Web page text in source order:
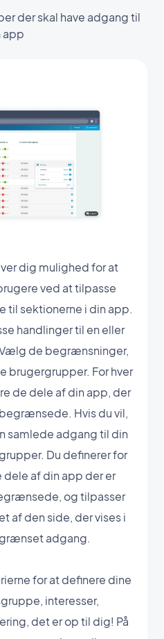
der skal have adgang til
app
dig mulighed for at
ved at tilpasse
til sektionerne i din app.
handlinger til en eller
de begrænsninger,
brugergrupper. For hver
de dele af din app, der
Hvis du vil,
samlede adgang til din
Du definerer for
dele af din app der er
og tilpasser
af den side, der vises i
adgang.
for at definere dine
interesser,
det er op til dig! På